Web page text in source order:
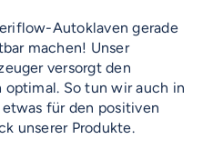
Autoklaven gerade
machen! Unser
versorgt den
So tun wir auch in
für den positiven
unserer Produkte.